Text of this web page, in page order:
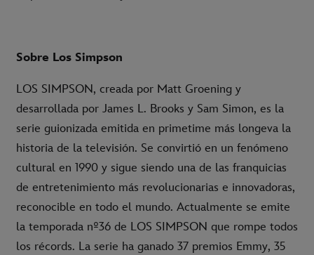
Sobre Los Simpson
LOS SIMPSON, creada por Matt Groening y
desarrollada por James L. Brooks y Sam Simon, es la
serie guionizada emitida en primetime más longeva la
historia de la televisión. Se convirtió en un fenómeno
cultural en 1990 y sigue siendo una de las franquicias
de entretenimiento más revolucionarias e innovadoras,
reconocible en todo el mundo. Actualmente se emite
la temporada nº36 de LOS SIMPSON que rompe todos
los récords. La serie ha ganado 37 premios Emmy, 35